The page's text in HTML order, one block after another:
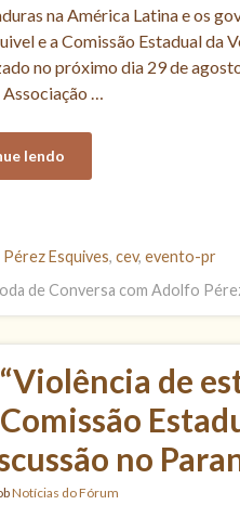
na América Latina e os
e a Comissão Estadual da
no próximo dia 29 de
Associação …
lendo
Esquives, cev, evento-pr
de Conversa com Adolfo
“Violência de
Comissão
no
Notícias do Fórum